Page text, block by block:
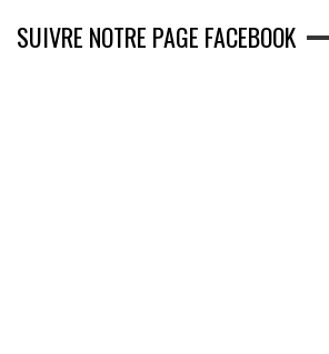
SUIVRE NOTRE PAGE FACEBOOK